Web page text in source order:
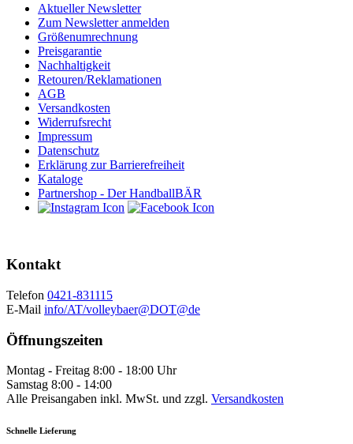
Aktueller Newsletter
Zum Newsletter anmelden
Größenumrechnung
Preisgarantie
Nachhaltigkeit
Retouren/Reklamationen
AGB
Versandkosten
Widerrufsrecht
Impressum
Datenschutz
Erklärung zur Barrierefreiheit
Kataloge
Partnershop - Der HandballBÄR
Kontakt
Telefon 0421-831115
E-Mail info/AT/volleybaer@DOT@de
Öffnungszeiten
Montag - Freitag 8:00 - 18:00 Uhr
Samstag 8:00 - 14:00
Alle Preisangaben inkl. MwSt. und zzgl. Versandkosten
Schnelle Lieferung